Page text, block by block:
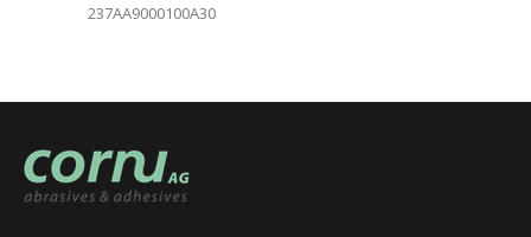
237AA9000100A30